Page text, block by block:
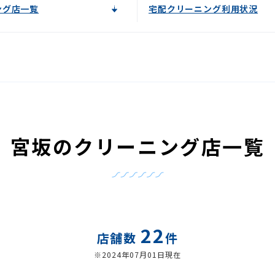
店一覧 宅配クリーニング利用状況
宮坂のクリーニング店一覧
店舗数 22件
※2024年07月01日現在